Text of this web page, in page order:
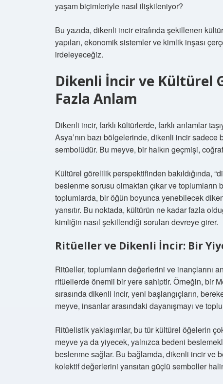
yaşam biçimleriyle nasıl ilişkileniyor?
Bu yazıda, dikenli incir etrafında şekillenen
yapıları, ekonomik sistemler ve kimlik inşası
irdeleyeceğiz.
Dikenli İncir ve Kültürel
Fazla Anlam
Dikenli incir, farklı kültürlerde, farklı anlamlar
Asya’nın bazı bölgelerinde, dikenli incir
sembolüdür. Bu meyve, bir halkın geçmişi,
Kültürel görelilik perspektifinden bakıldığında,
beslenme sorusu olmaktan çıkar ve
toplumlarda, bir öğün boyunca yenebilecek
yansıtır. Bu noktada, kültürün ne kadar fazla
kimliğin nasıl şekillendiği soruları devreye girer.
Ritüeller ve Dikenli İncir: Bir
Ritüeller, toplumların değerlerini ve inançlarını
ritüellerde önemli bir yere sahiptir. Örneğin, bir
sırasında dikenli incir, yeni başlangıçların,
meyve, insanlar arasındaki dayanışmayı ve
Ritüelistik yaklaşımlar, bu tür kültürel öğelerin
meyve ya da yiyecek, yalnızca bedeni
beslenme sağlar. Bu bağlamda, dikenli incir ve
kolektif değerlerini yansıtan güçlü semboller